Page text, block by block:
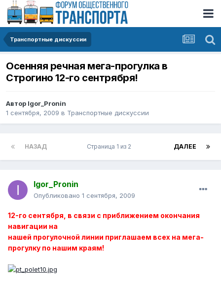
Транспортные дискуссии
Осенняя речная мега-прогулка в
Строгино 12-го сентрября!
Автор Igor_Pronin
1 сентября, 2009 в Транспортные дискуссии
НАЗАД ДАЛЕЕ
Страница 1 из 2
Igor_Pronin
Опубликовано 1 сентября, 2009
12-го сентября, в связи с приближением окончания
навигации на
нашей прогулочной линии приглашаем всех на мега-
прогулку по нашим краям!